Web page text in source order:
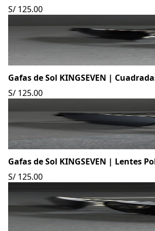
S/ 125.00
Gafas de Sol KINGSEVEN |
S/ 125.00
Gafas de Sol KINGSEVEN | Lentes
S/ 125.00